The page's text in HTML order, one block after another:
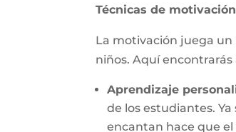
Técnicas de
La motivación juega
niños. Aquí
Aprendizaje
de los estudiantes. Ya
encantan hace que el